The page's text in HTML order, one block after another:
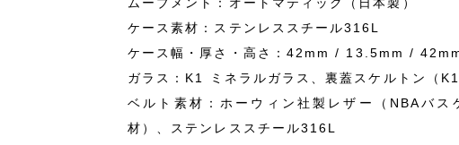
ケース素材：ステンレススチール316L
ケース幅・厚さ・高さ：42mm / 13.5mm /
ガラス：K1 ミネラルガラス、裏蓋スケルトン（
ベルト素材：ホーウィン社製レザー（NBAバス
材）、ステンレススチール316L